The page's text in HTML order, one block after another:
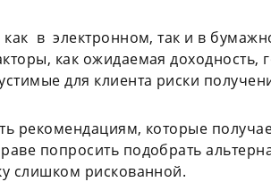
в электронном, так и в
как ожидаемая доходность,
для клиента риски
рекомендациям, которые
попросить подобрать
слишком рискованной.